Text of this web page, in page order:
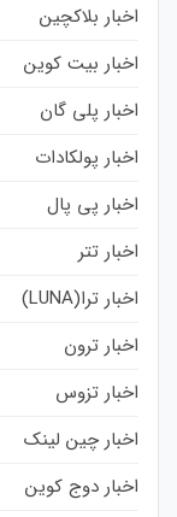
اخبار بلاکچین
اخبار بیت کوین
اخبار پلی گان
اخبار پولکادات
اخبار پی پال
اخبار تتر
اخبار ترا(LUNA)
اخبار ترون
اخبار تزوس
اخبار چین لینک
اخبار دوج کوین